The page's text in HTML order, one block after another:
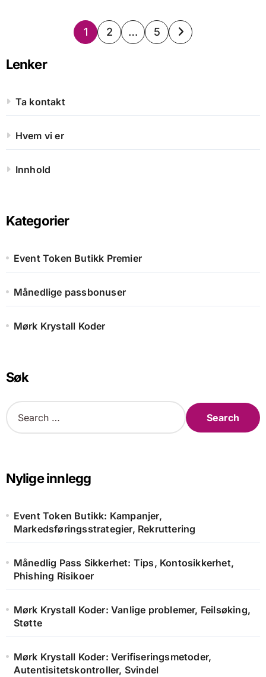
Posts
1 2 … 5
Lenker
Ta kontakt
Hvem vi er
Innhold
Kategorier
Event Token Butikk Premier
Månedlige passbonuser
Mørk Krystall Koder
Søk
S
e
h
f
r
Nylige innlegg
Event Token Butikk: Kampanjer,
Markedsføringsstrategier, Rekruttering
Månedlig Pass Sikkerhet: Tips, Kontosikkerhet,
Phishing Risikoer
Mørk Krystall Koder: Vanlige problemer, Feilsøking,
Støtte
Mørk Krystall Koder: Verifiseringsmetoder,
Autentisitetskontroller, Svindel